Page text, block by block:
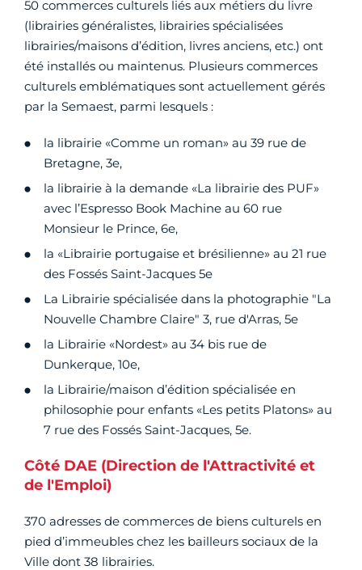
50 commerces culturels liés aux métiers du livre
(librairies généralistes, librairies spécialisées
librairies/maisons d’édition, livres anciens, etc.) ont
été installés ou maintenus. Plusieurs commerces
culturels emblématiques sont actuellement gérés
par la Semaest, parmi lesquels :
la librairie «Comme un roman» au 39 rue de
Bretagne, 3e,
la librairie à la demande «La librairie des PUF»
avec l’Espresso Book Machine au 60 rue
Monsieur le Prince, 6e,
la «Librairie portugaise et brésilienne» au 21 rue
des Fossés Saint-Jacques 5e
La Librairie spécialisée dans la photographie "La
Nouvelle Chambre Claire" 3, rue d'Arras, 5e
la Librairie «Nordest» au 34 bis rue de
Dunkerque, 10e,
la Librairie/maison d’édition spécialisée en
philosophie pour enfants «Les petits Platons» au
7 rue des Fossés Saint-Jacques, 5e.
Côté DAE (Direction de l'Attractivité et
de l'Emploi)
370 adresses de commerces de biens culturels en
pied d’immeubles chez les bailleurs sociaux de la
Ville dont 38 librairies.